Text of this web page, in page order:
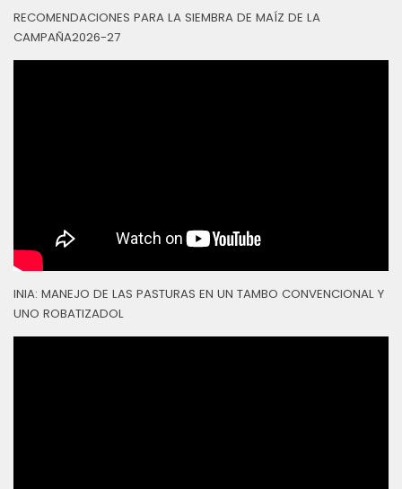
RECOMENDACIONES PARA LA SIEMBRA DE MAÍZ DE LA
CAMPAÑA2026-27
INIA: MANEJO DE LAS PASTURAS EN UN TAMBO CONVENCIONAL Y
UNO ROBATIZADOL